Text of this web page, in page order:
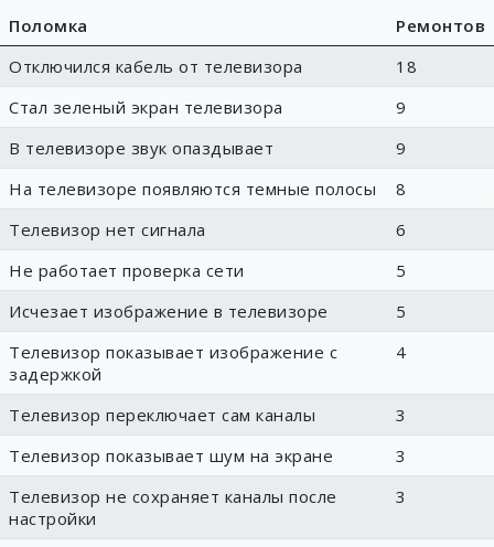
Поломка
Ремонтов
Отключился кабель от телевизора
18
Стал зеленый экран телевизора
9
В телевизоре звук опаздывает
9
На телевизоре появляются темные полосы
8
Телевизор нет сигнала
6
Не работает проверка сети
5
Исчезает изображение в телевизоре
5
Телевизор показывает изображение с
задержкой
4
Телевизор переключает сам каналы
3
Телевизор показывает шум на экране
3
Телевизор не сохраняет каналы после
настройки
3